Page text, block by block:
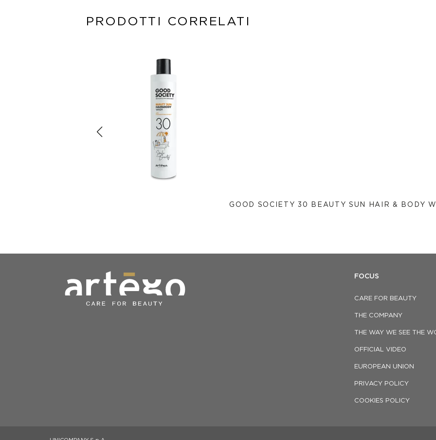
PRODOTTI CORRELATI
GOOD SOCIETY 30 BEAUTY SUN HAIR & BODY
FOCUS
CARE FOR BEAUTY
THE COMPANY
THE WAY WE SEE THE
OFFICIAL VIDEO
EUROPEAN UNION
PRIVACY POLICY
COOKIES POLICY